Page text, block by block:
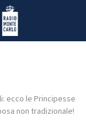
Radio Monte Carlo
ecco le Principesse
non tradizionale!